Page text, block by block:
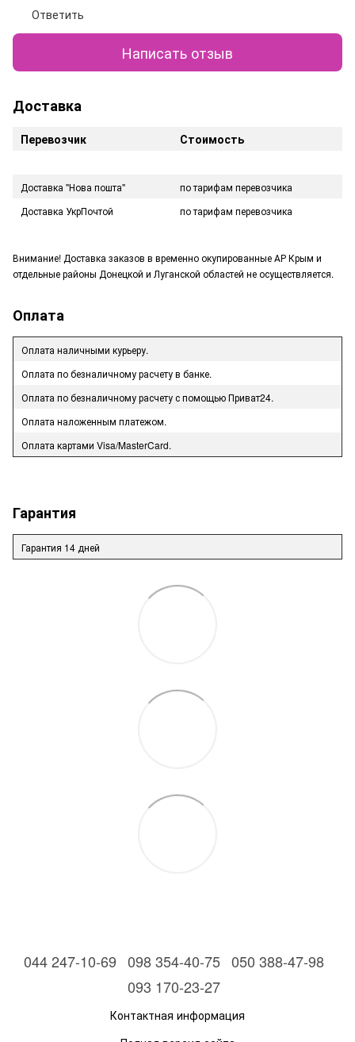
Ответить
Написать отзыв
Доставка
Перевозчик Стоимость
Доставка "Нова пошта"
по тарифам перевозчика
Доставка УкрПочтой
по тарифам перевозчика
Внимание! Доставка заказов в временно окупированные АР Крым и
отдельные районы Донецкой и Луганской областей не осуществляется.
Оплата
Оплата наличными курьеру.
Оплата по безналичному расчету в банке.
Оплата по безналичному расчету с помощью Приват24.
Оплата наложенным платежом.
Оплата картами Visa/MasterCard.
Гарантия
Гарантия 14 дней
044 247-10-69 098 354-40-75 050 388-47-98
093 170-23-27
Контактная информация